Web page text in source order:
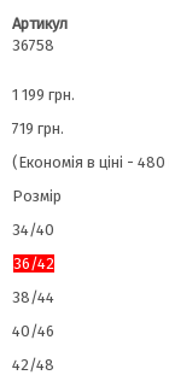
Артикул
36758
1 199 грн.
719 грн.
(Економія в ціні - 480
Розмір
34/40
36/42
38/44
40/46
42/48